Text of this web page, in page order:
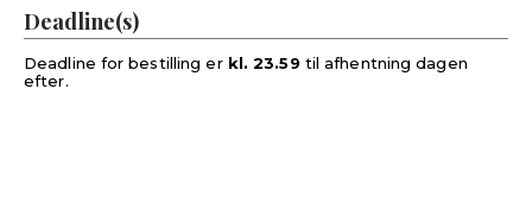
Deadline(s)
Deadline for bestilling er kl. 23.59 til afhentning dagen
efter.